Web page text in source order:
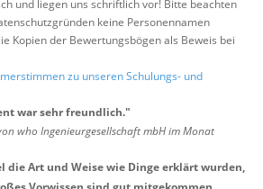
und liegen uns schriftlich vor! Bitte beachten
keine Personennamen
Kopien der Bewertungsbögen als Beweis bei
zu unseren Schulungs- und
war sehr freundlich."
who Ingenieurgesellschaft mbH im Monat
die Art und Weise wie Dinge erklärt wurden,